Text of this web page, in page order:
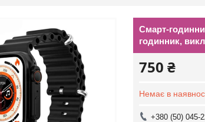
Смарт-
годинник,
750 ₴
Немає в
+380 (50) 045-